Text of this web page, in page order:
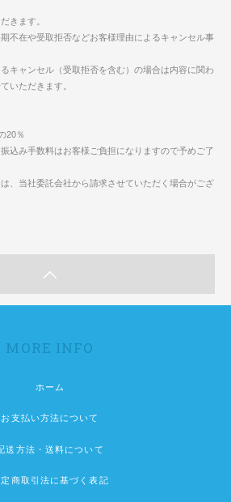
きます。
不在や受取拒否などお客様理由によるキャンセル事
キャンセル（受取拒否を含む）の場合は内容に関わ
いただきます。
20％
込み手数料はお客様ご負担になりますので予めご了
、当社委託会社から請求させていただく場合がござ
MORE INFO
ホーム
お支払い方法について
送方法・送料について
商取引法に基づく表記